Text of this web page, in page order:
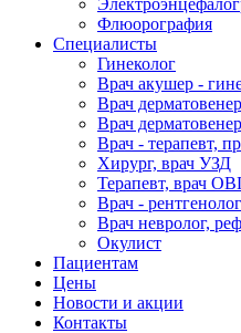
Флюорография
Специалисты
Гинеколог
Врач акушер -
Врач
Врач
Врач - терапевт,
Хирург, врач УЗД
Терапевт, врач
Врач - рентгенолог
Врач невролог,
Окулист
Пациентам
Цены
Новости и акции
Контакты